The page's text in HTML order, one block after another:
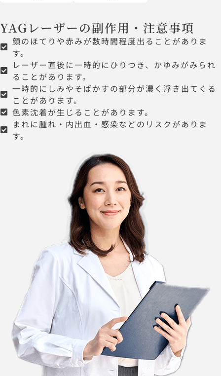
YAGレーザーの副作用・注意事項
顔のほてりや赤みが数時間程度出ることがありま
す。
レーザー直後に一時的にひりつき、かゆみがみられ
ることがあります。
一時的にしみやそばかすの部分が濃く浮き出てくる
ことがあります。
色素沈着が生じることがあります。
まれに腫れ・内出血・感染などのリスクがありま
す。